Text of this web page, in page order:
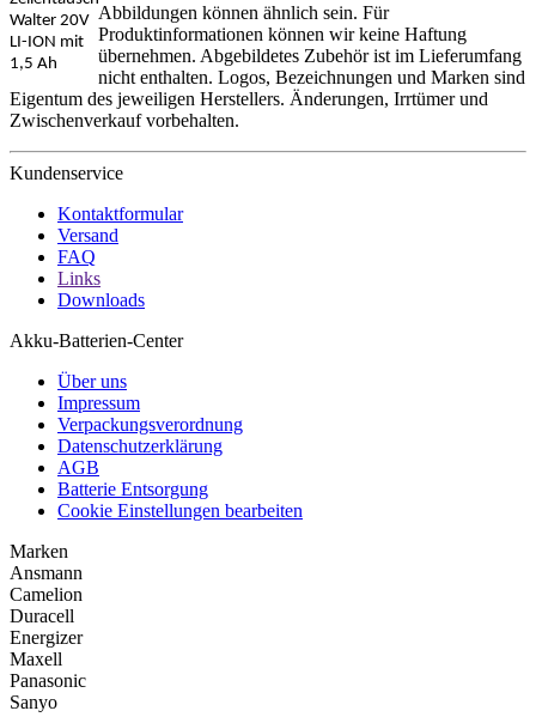
Abbildungen können ähnlich sein. Für
Produktinformationen können wir keine Haftung
übernehmen. Abgebildetes Zubehör ist im Lieferumfang
nicht enthalten. Logos, Bezeichnungen und Marken sind
Eigentum des jeweiligen Herstellers. Änderungen, Irrtümer und
Zwischenverkauf vorbehalten.
Kundenservice
Kontaktformular
Versand
FAQ
Links
Downloads
Akku-Batterien-Center
Über uns
Impressum
Verpackungsverordnung
Datenschutzerklärung
AGB
Batterie Entsorgung
Cookie Einstellungen bearbeiten
Marken
Ansmann
Camelion
Duracell
Energizer
Maxell
Panasonic
Sanyo